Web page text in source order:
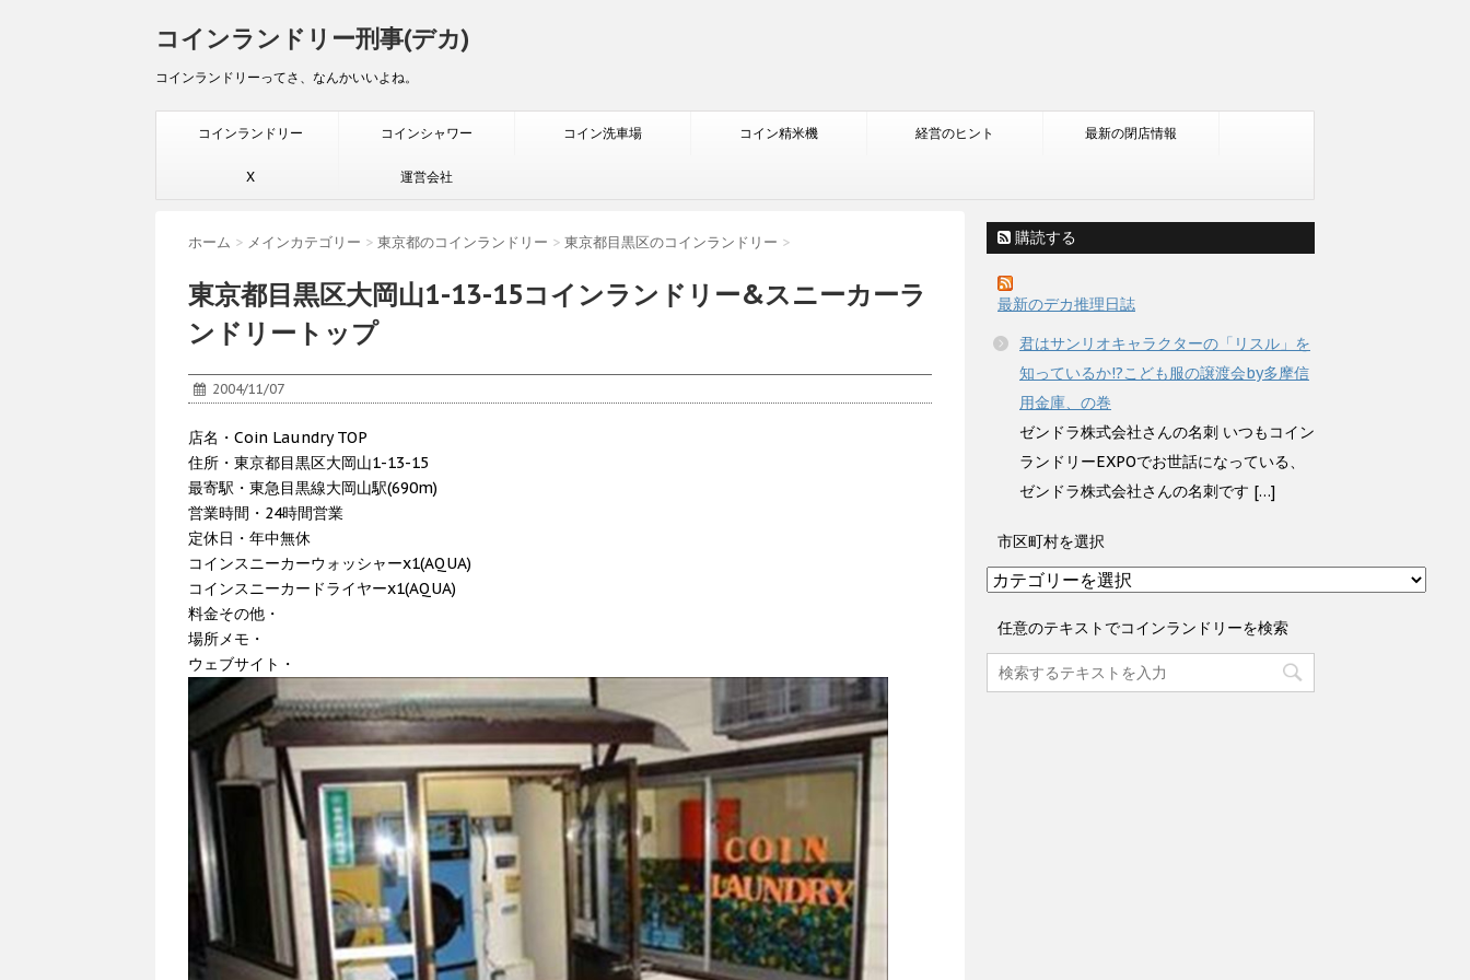
コインランドリー刑事(デカ)
コインランドリーってさ、なんかいいよね。
コインランドリー コインシャワー コイン洗車場 コイン精米機 経営のヒント 最新の閉店情報
X 運営会社
ホーム > メインカテゴリー > 東京都のコインランドリー > 東京都目黒区のコインランドリー >
東京都目黒区大岡山1-13-15コインランドリー&スニーカーラ
ンドリートップ
2004/11/07
店名・Coin Laundry TOP
住所・東京都目黒区大岡山1-13-15
最寄駅・東急目黒線大岡山駅(690m)
営業時間・24時間営業
定休日・年中無休
コインスニーカーウォッシャーx1(AQUA)
コインスニーカードライヤーx1(AQUA)
料金その他・
場所メモ・
ウェブサイト・
購読する
最新のデカ推理日誌
君はサンリオキャラクターの「リスル」を
知っているか!?こども服の譲渡会by多摩信
用金庫、の巻
ゼンドラ株式会社さんの名刺 いつもコイン
ランドリーEXPOでお世話になっている、
ゼンドラ株式会社さんの名刺です […]
市区町村を選択
市
町
村
を
選
任意のテキストでコインランドリーを検索